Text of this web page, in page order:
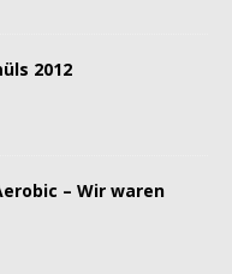
2012
– Wir waren